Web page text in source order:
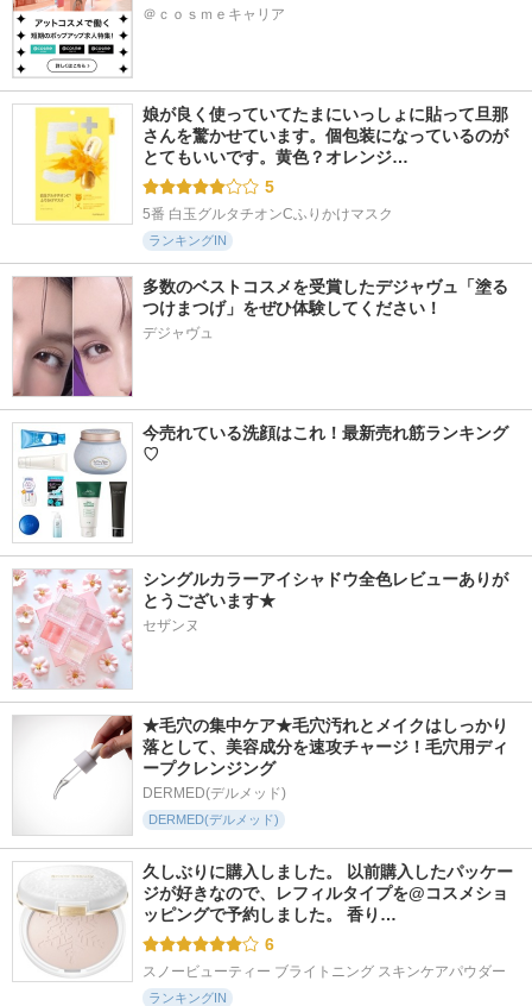
＠ｃｏｓｍｅキャリア
娘が良く使っていてたまにいっしょに貼って旦那
さんを驚かせています。個包装になっているのが
とてもいいです。黄色？オレンジ…
5
5番 白玉グルタチオンCふりかけマスク
ランキングIN
多数のベストコスメを受賞したデジャヴュ「塗る
つけまつげ」をぜひ体験してください！
デジャヴュ
今売れている洗顔はこれ！最新売れ筋ランキング
♡
シングルカラーアイシャドウ全色レビューありが
とうございます★
セザンヌ
★毛穴の集中ケア★毛穴汚れとメイクはしっかり
落として、美容成分を速攻チャージ！毛穴用ディ
ープクレンジング
DERMED(デルメッド)
DERMED(デルメッド)
久しぶりに購入しました。 以前購入したパッケー
ジが好きなので、レフィルタイプを@コスメショ
ッピングで予約しました。 香り…
6
スノービューティー ブライトニング スキンケアパウダー
ランキングIN